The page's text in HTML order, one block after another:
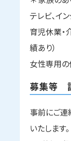
テレビ、イ
育児休業・
績あり）
女性専用の
募集等
事前にご
いたします。